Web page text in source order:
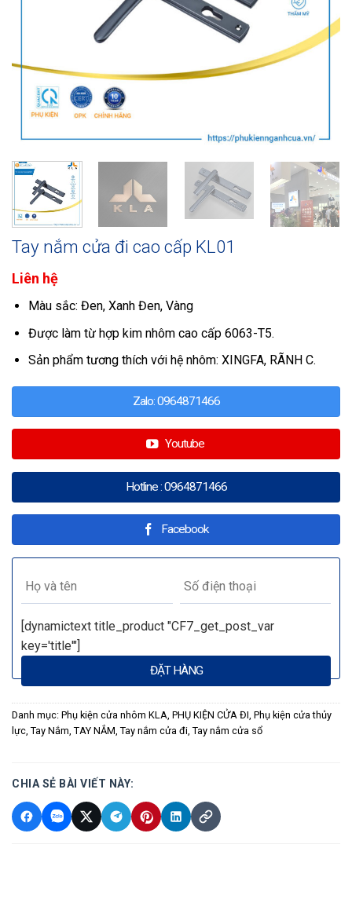
Tay nắm cửa đi cao cấp KL01
Liên hệ
Màu sắc: Đen, Xanh Đen, Vàng
Được làm từ hợp kim nhôm cao cấp 6063-T5.
Sản phẩm tương thích với hệ nhôm: XINGFA, RÃNH C.
Zalo: 0964871466
Youtube
Hotline : 0964871466
Facebook
[dynamictext title_product "CF7_get_post_var
key='title'"]
Danh mục: Phụ kiện cửa nhôm KLA PHỤ KIỆN CỬA ĐI Phụ kiện cửa thủy
lực Tay Nắm TAY NẮM Tay nắm cửa đi Tay nắm cửa sổ
CHIA SẺ BÀI VIẾT NÀY: